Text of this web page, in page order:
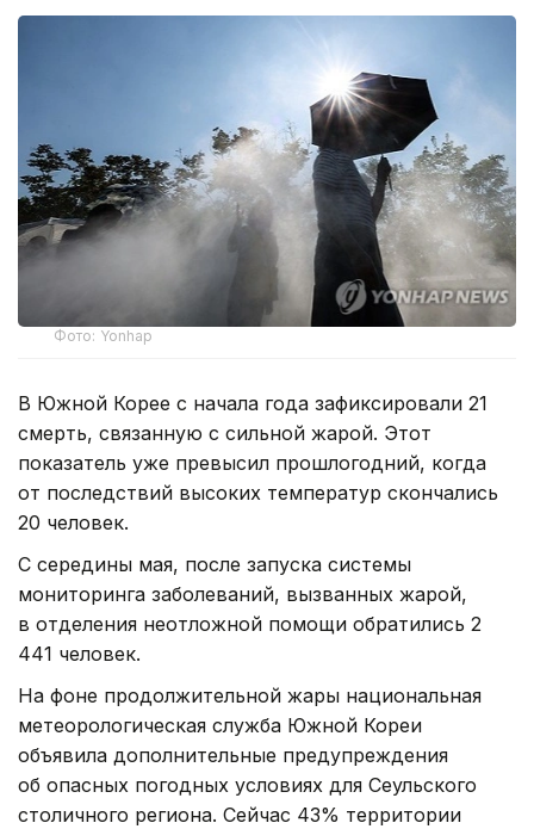
Фото: Yonhap
В Южной Корее с начала года зафиксировали 21
смерть, связанную с сильной жарой. Этот
показатель уже превысил прошлогодний, когда
от последствий высоких температур скончались
20 человек.
С середины мая, после запуска системы
мониторинга заболеваний, вызванных жарой,
в отделения неотложной помощи обратились 2
441 человек.
На фоне продолжительной жары национальная
метеорологическая служба Южной Кореи
объявила дополнительные предупреждения
об опасных погодных условиях для Сеульского
столичного региона. Сейчас 43% территории